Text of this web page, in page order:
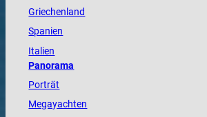
Griechenland
Spanien
Italien
Panorama
Porträt
Megayachten